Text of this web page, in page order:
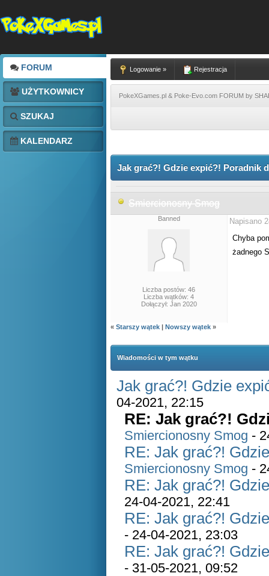
FORUM
UŻYTKOWNICY
SZUKAJ
KALENDARZ
Logowanie » Rejestracja
PokeXGames.pl & Poke-Evo.com FORUM by
Jak grać?! Gdzie expić?! Poradnik
Smiercionosny Smog
Banned
Liczba postów: 46
Liczba wątków: 4
Dołączył: Jan 2020
Napisano
Chyba
żadnego
« Starszy wątek | Nowszy wątek »
Wiadomości w tym wątku
Jak grać?! Gdzie
04-2021, 22:15
RE: Jak grać?!
Smiercionosny Smog -
RE: Jak grać?!
Smiercionosny Smog -
RE: Jak grać?!
24-04-2021, 22:41
RE: Jak grać?!
- 24-04-2021, 23:03
RE: Jak grać?!
- 31-05-2021, 09:52